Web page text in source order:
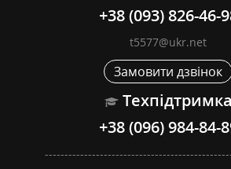
+38 (093) 826-46-
t5577@ukr.net
Замовити дзвінок
Техпідтримка
+38 (096) 984-84-